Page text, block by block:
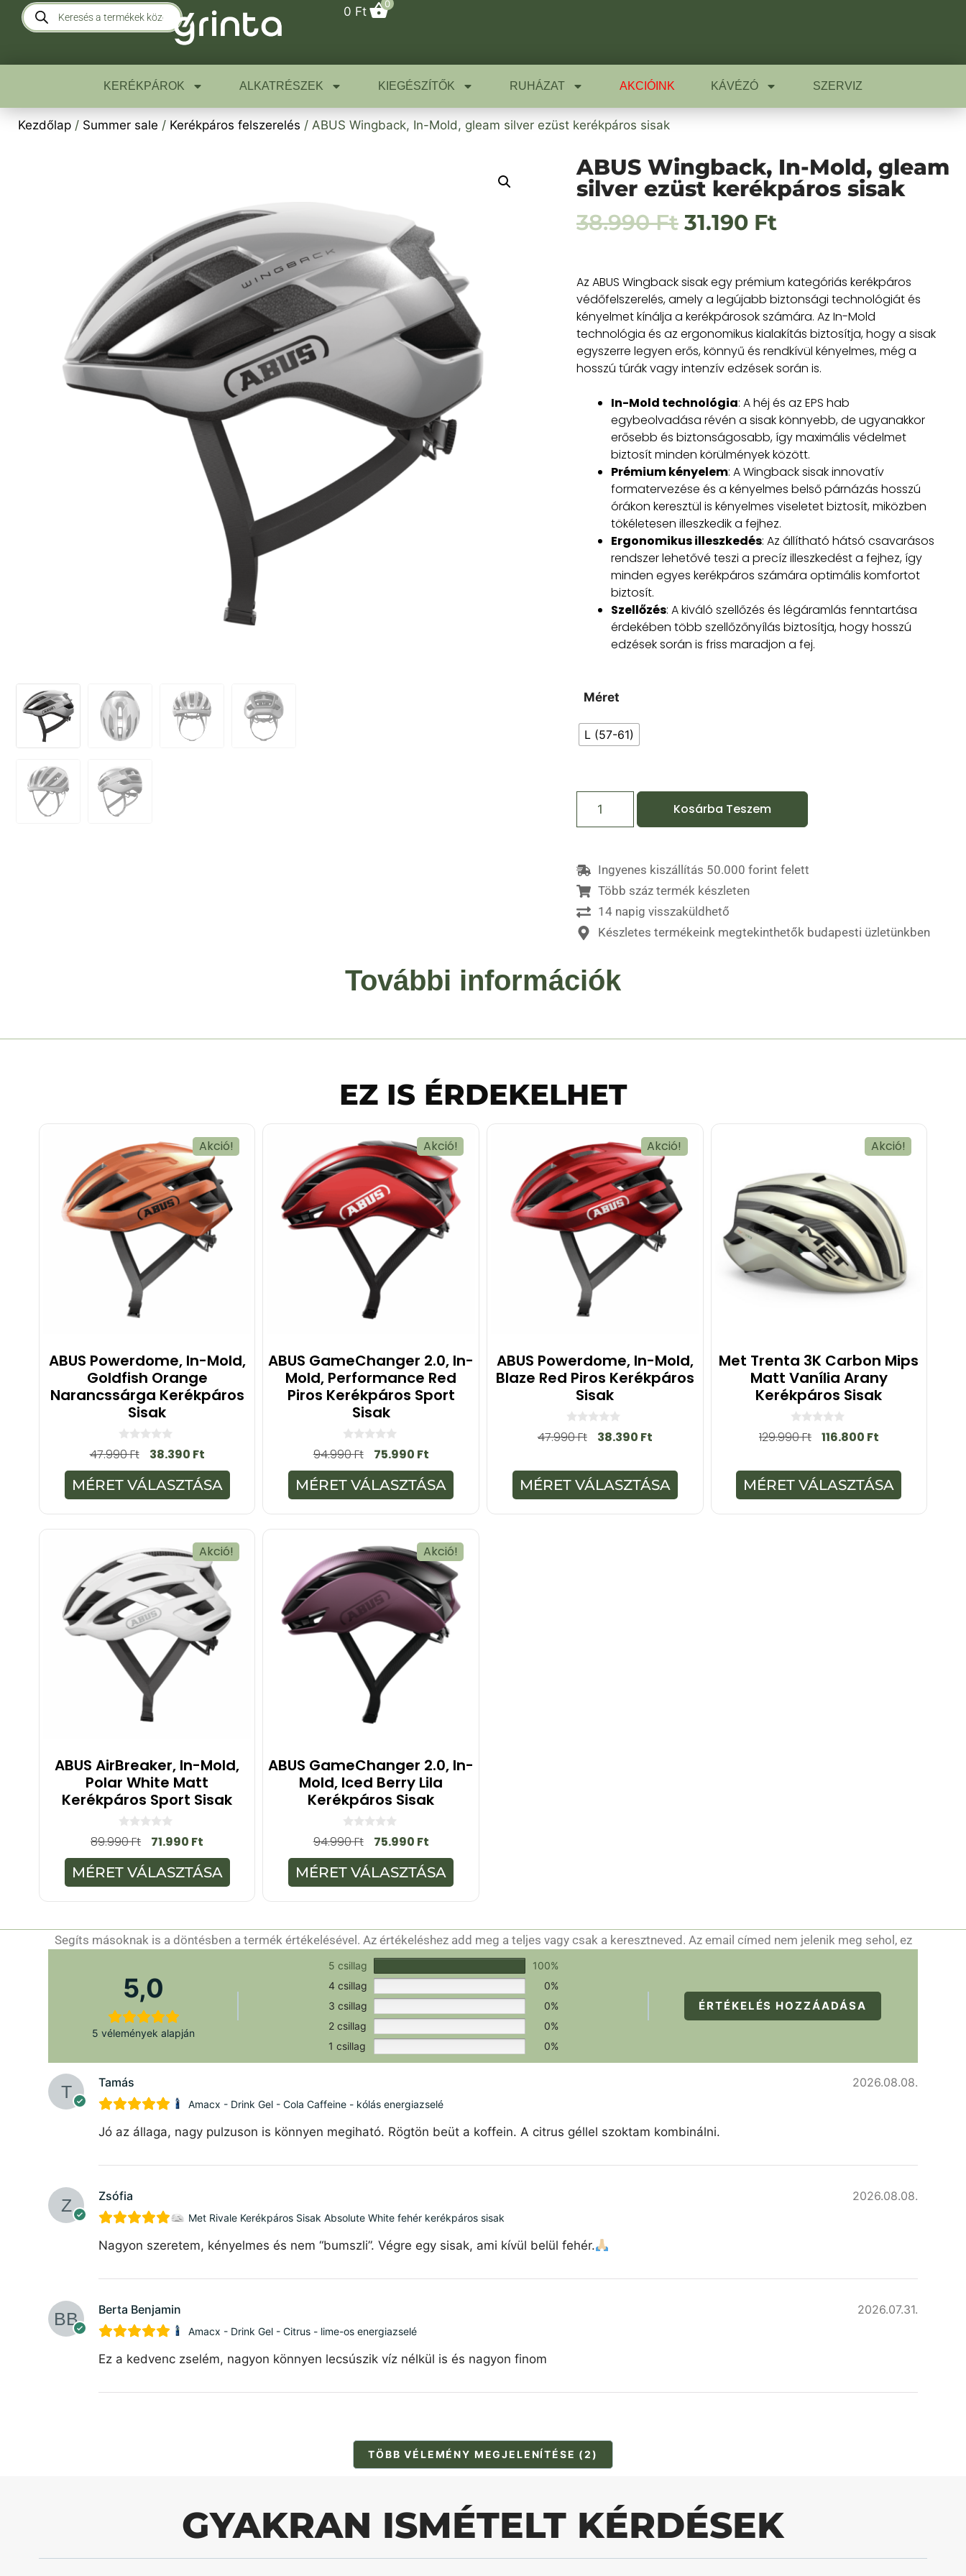
0 Ft
0
KERÉKPÁROK ALKATRÉSZEK KIEGÉSZÍTŐK RUHÁZAT AKCIÓINK KÁVÉZÓ SZERVIZ
Kezdőlap / Summer sale / Kerékpáros felszerelés / ABUS Wingback, In-Mold, gleam silver ezüst kerékpáros sisak
ABUS Wingback, In-Mold, gleam
silver ezüst kerékpáros sisak
38.990Ft 31.190 Ft
Az ABUS Wingback sisak egy prémium kategóriás kerékpáros
védőfelszerelés, amely a legújabb biztonsági technológiát és
kényelmet kínálja a kerékpárosok számára. Az In-Mold
technológia és az ergonomikus kialakítás biztosítja, hogy a sisak
egyszerre legyen erős, könnyű és rendkívül kényelmes, még a
hosszú túrák vagy intenzív edzések során is.
In-Mold technológia: A héj és az EPS hab
egybeolvadása révén a sisak könnyebb, de ugyanakkor
erősebb és biztonságosabb, így maximális védelmet
biztosít minden körülmények között.
Prémium kényelem: A Wingback sisak innovatív
formatervezése és a kényelmes belső párnázás hosszú
órákon keresztül is kényelmes viseletet biztosít, miközben
tökéletesen illeszkedik a fejhez.
Ergonomikus illeszkedés: Az állítható hátsó csavarásos
rendszer lehetővé teszi a precíz illeszkedést a fejhez, így
minden egyes kerékpáros számára optimális komfortot
biztosít.
Szellőzés: A kiváló szellőzés és légáramlás fenntartása
érdekében több szellőzőnyílás biztosítja, hogy hosszú
edzések során is friss maradjon a fej.
Méret
L (57-61)
Kosárba Teszem
Ingyenes kiszállítás 50.000 forint felett
Több száz termék készleten
14 napig visszaküldhető
Készletes termékeink megtekinthetők budapesti üzletünkben
További információk
EZ IS ÉRDEKELHET
Akció!
ABUS Powerdome, In-Mold,
Goldfish Orange
Narancssárga Kerékpáros
Sisak
0
a
z
5
-
b
47.990Ft 38.390 Ft
MÉRET VÁLASZTÁSA
Akció!
ABUS GameChanger 2.0, In-
Mold, Performance Red
Piros Kerékpáros Sport
Sisak
0
a
z
5
-
b
94.990Ft 75.990 Ft
MÉRET VÁLASZTÁSA
Akció!
ABUS Powerdome, In-Mold,
Blaze Red Piros Kerékpáros
Sisak
0
a
-
b
ő
l
47.990Ft 38.390 Ft
MÉRET VÁLASZTÁSA
Akció!
Met Trenta 3K Carbon Mips
Matt Vanília Arany
Kerékpáros Sisak
0
a
-
b
ő
l
129.990Ft 116.800 Ft
MÉRET VÁLASZTÁSA
Akció!
ABUS AirBreaker, In-Mold,
Polar White Matt
Kerékpáros Sport Sisak
0
a
z
5
-
b
89.990Ft 71.990 Ft
MÉRET VÁLASZTÁSA
Akció!
ABUS GameChanger 2.0, In-
Mold, Iced Berry Lila
Kerékpáros Sisak
0
a
z
5
-
b
94.990Ft 75.990 Ft
MÉRET VÁLASZTÁSA
Értékeld a terméket!
Segíts másoknak is a döntésben a termék értékelésével. Az értékeléshez add meg a teljes vagy csak a keresztneved. Az email címed nem jelenik meg sehol, ez
csak a hitelesítéshez szükséges.
5,0
5 vélemények alapján
5 csillag
100%
4 csillag
0%
3 csillag
0%
2 csillag
0%
1 csillag
0%
ÉRTÉKELÉS HOZZÁADÁSA
Tamás 2026.08.08.
Amacx - Drink Gel - Cola Caffeine - kólás energiazselé
Jó az állaga, nagy pulzuson is könnyen megiható. Rögtön beüt a koffein. A citrus géllel szoktam kombinálni.
Zsófia 2026.08.08.
Met Rivale Kerékpáros Sisak Absolute White fehér kerékpáros sisak
Nagyon szeretem, kényelmes és nem “bumszli”. Végre egy sisak, ami kívül belül fehér.
Berta Benjamin 2026.07.31.
Amacx - Drink Gel - Citrus - lime-os energiazselé
Ez a kedvenc zselém, nagyon könnyen lecsúszik víz nélkül is és nagyon finom
TÖBB VÉLEMÉNY MEGJELENÍTÉSE (2)
GYAKRAN ISMÉTELT KÉRDÉSEK